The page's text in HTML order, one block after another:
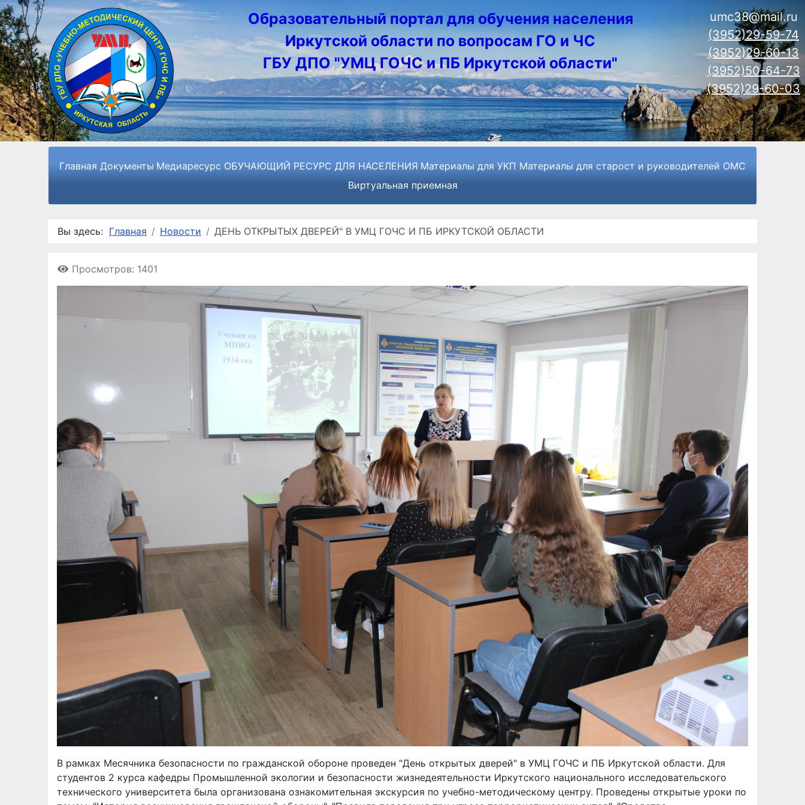
Образовательный портал для обучения населения
Иркутской области по вопросам ГО и ЧС
ГБУ ДПО "УМЦ ГОЧС и ПБ Иркутской области"
umc38@mail.ru
(3952)29-59-74
(3952)29-60-13
(3952)50-64-73
(3952)29-60-03
Главная Документы Медиаресурс ОБУЧАЮЩИЙ РЕСУРС ДЛЯ НАСЕЛЕНИЯ Материалы для УКП Материалы для старост и руководителей ОМС
Виртуальная приемная
Вы здесь: Главная Новости ДЕНЬ ОТКРЫТЫХ ДВЕРЕЙ" В УМЦ ГОЧС И ПБ ИРКУТСКОЙ ОБЛАСТИ
Просмотров: 1401
В рамках Месячника безопасности по гражданской обороне проведен "День открытых дверей" в УМЦ ГОЧС и ПБ Иркутской области. Для
студентов 2 курса кафедры Промышленной экологии и безопасности жизнедеятельности Иркутского национального исследовательского
технического университета была организована ознакомительная экскурсия по учебно-методическому центру. Проведены открытые уроки по